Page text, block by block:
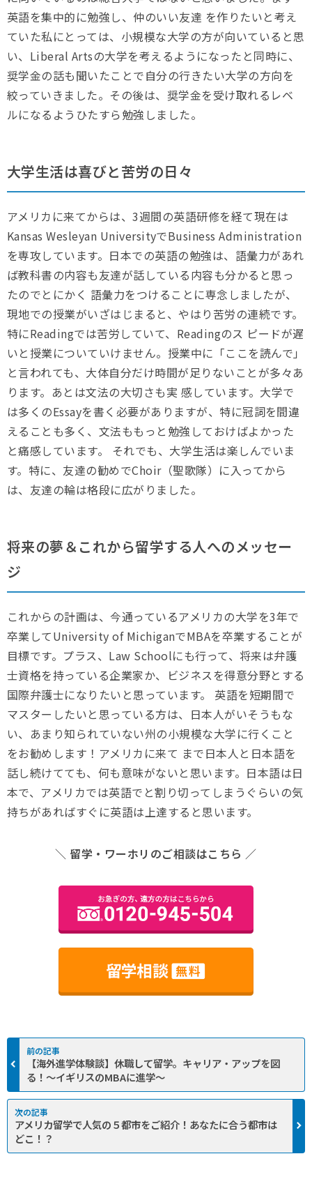
英語を集中的に勉強し、仲のいい友達 を作りたいと考え
ていた私にとっては、小規模な大学の方が向いていると思
い、Liberal Artsの大学を考えるようになったと同時に、
奨学金の話も聞いたことで自分の行きたい大学の方向を
絞っていきました。その後は、奨学金を受け取れるレベ
ルになるようひたすら勉強しました。
大学生活は喜びと苦労の日々
アメリカに来てからは、3週間の英語研修を経て現在は
Kansas Wesleyan UniversityでBusiness Administration
を専攻しています。日本での英語の勉強は、語彙力があれ
ば教科書の内容も友達が話している内容も分かると思っ
たのでとにかく 語彙力をつけることに専念しましたが、
現地での授業がいざはじまると、やはり苦労の連続です。
特にReadingでは苦労していて、Readingのス ピードが遅
いと授業についていけません。授業中に「ここを読んで」
と言われても、大体自分だけ時間が足りないことが多々あ
ります。あとは文法の大切さも実 感しています。大学で
は多くのEssayを書く必要がありますが、特に冠詞を間違
えることも多く、文法ももっと勉強しておけばよかった
と痛感しています。 それでも、大学生活は楽しんでいま
す。特に、友達の勧めでChoir（聖歌隊）に入ってから
は、友達の輪は格段に広がりました。
将来の夢＆これから留学する人へのメッセー
ジ
これからの計画は、今通っているアメリカの大学を3年で
卒業してUniversity of MichiganでMBAを卒業することが
目標です。プラス、Law Schoolにも行って、将来は弁護
士資格を持っている企業家か、ビジネスを得意分野とする
国際弁護士になりたいと思っています。 英語を短期間で
マスターしたいと思っている方は、日本人がいそうもな
い、あまり知られていない州の小規模な大学に行くこと
をお勧めします！アメリカに来て まで日本人と日本語を
話し続けてても、何も意味がないと思います。日本語は日
本で、アメリカでは英語でと割り切ってしまうぐらいの気
持ちがあればすぐに英語は上達すると思います。
＼ 留学・ワーホリのご相談はこちら ／
【海外進学体験談】休職して留学。キャリア・アップを図
る！～イギリスのMBAに進学～
アメリカ留学で人気の５都市をご紹介！あなたに合う都市は
どこ！？